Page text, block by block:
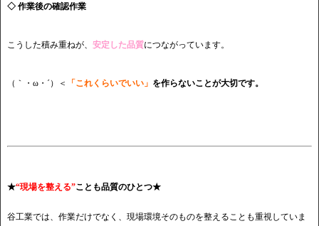
◇ 作業後の確認作業
こうした積み重ねが、 安定した品質につながっています。
（｀・ω・´）＜ 「これくらいでいい」 を作らないことが大切です。
★“現場を整える”ことも品質のひとつ★
谷工業では、作業だけでなく、現場環境そのものを整えることも重視していま